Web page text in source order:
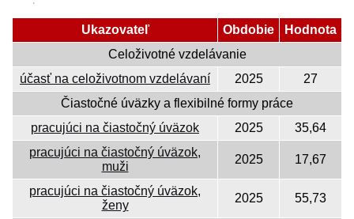
Ukazovateľ Obdobie
Hodnota
Celoživotné vzdelávanie
účasť na celoživotnom vzdelávaní
2025
27
Čiastočné úväzky a flexibilné formy práce
pracujúci na čiastočný úväzok
2025
35,64
pracujúci na čiastočný úväzok,
muži
2025 17,67
pracujúci na čiastočný úväzok,
ženy
2025 55,73